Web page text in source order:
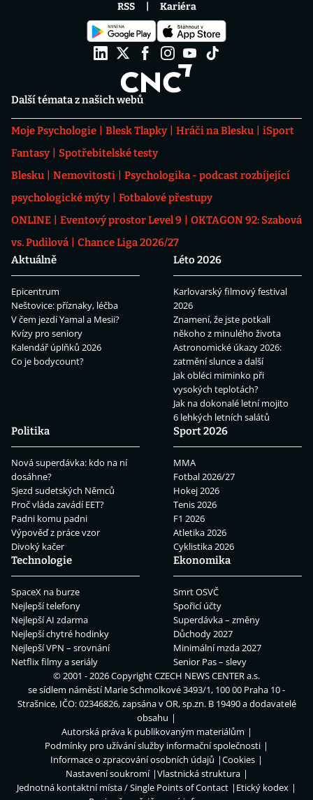
Další témata z našich webů
Moje Psychologie Blesk Tlapky Hráči na Blesku
iSport
Fantasy
Spotřebitelské testy
Blesku
Nemovitosti
Psychologika - podcast rozbíjející
psychologické mýty
Fotbalové přestupy
ONLINE
Eventový prostor Level 9
OKTAGON 92: Szabová
vs. Pudilová
Chance Liga 2026/27
Aktuálně
Epicentrum
Neštovice: příznaky, léčba
V čem jezdí Yamal a Mesii?
Kvízy pro seniory
Kalendář úplňků 2026
Co je bodycount?
Léto 2026
Karlovarský filmový festival
2026
Znamení, že jste potkali
někoho z minulého života
Astronomické úkazy 2026:
zatmění slunce a další
Jak obléci miminko při
vysokých teplotách?
Jak na dokonalé letní mojito
6 lehkých letních salátů
Politika
Nová superdávka: kdo na ní
dosáhne?
Sjezd sudetských Němců
Proč vláda zavádí EET?
Padni komu padni
Výpověď z práce vzor
Divoký kačer
Sport 2026
MMA
Fotbal 2026/27
Hokej 2026
Tenis 2026
F1 2026
Atletika 2026
Cyklistika 2026
Technologie
SpaceX na burze
Nejlepší telefony
Nejlepší AI zdarma
Nejlepší chytré hodinky
Nejlepší VPN – srovnání
Netflix filmy a seriály
Ekonomika
Smrt OSVČ
Spořicí účty
Superdávka – změny
Důchody 2027
Minimální mzda 2027
Senior Pas – slevy
RSS Kariéra
© 2001 - 2026 CopyrightCZECH NEWS CENTER a.s.
se sídlem náměstí Marie Schmolkové 3493/1, 100 00 Praha 10 -
Strašnice, IČO: 02346826, zapsána v OR, sp.zn. B 19490 a dodavatelé
obsahu
Autorská práva k publikovaným materiálům
Podmínky pro užívání služby informační společnosti
Informace o zpracování osobních údajů
Cookies
Nastavení soukromí
Vlastnická struktura
Jednotná kontaktní místa / Single Points of Contact
Etický kodex